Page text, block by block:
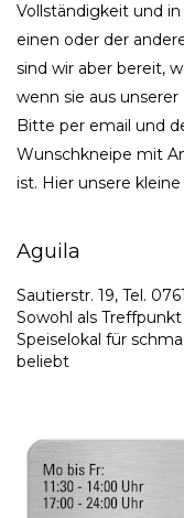
Vollständigkeit und
einen oder der
sind wir aber bereit,
wenn sie aus
Bitte per email und
Wunschkneipe mit
ist. Hier unsere kleine
Aguila
Sautierstr. 19, Tel.
Sowohl als
Speiselokal für
beliebt